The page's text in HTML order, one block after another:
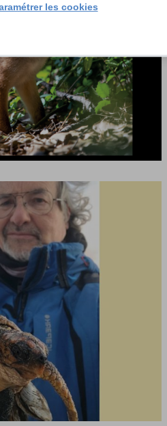
les cookies